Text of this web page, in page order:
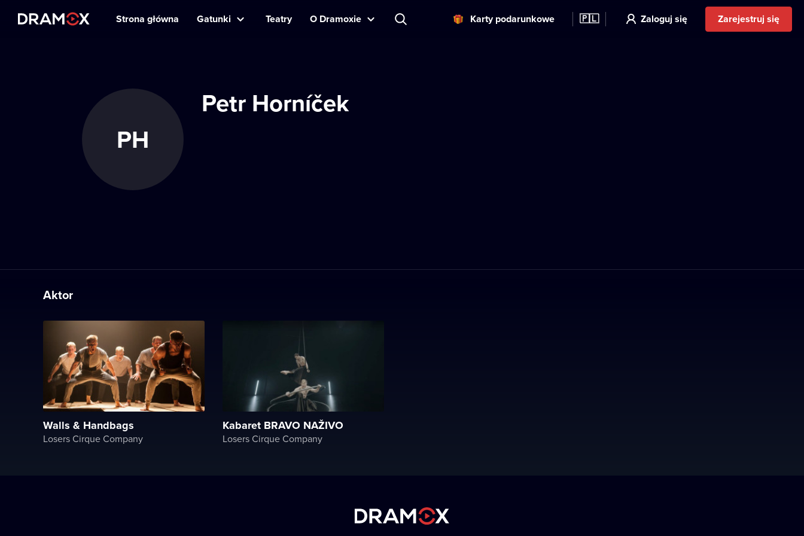
Strona główna Gatunki Teatry O Dramoxie Karty podarunkowe 🇵🇱 Zaloguj się Zarejestruj się
PH
Petr Horníček
Aktor
Walls & Handbags
Losers Cirque Company
Kabaret BRAVO NAŽIVO
Losers Cirque Company